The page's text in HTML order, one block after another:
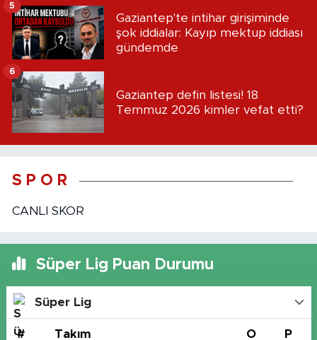
Gaziantep'te intihar girişiminde
şok iddialar: Kayıp mektup iddiası
gündemde
5
Gaziantep defin listesi! 18
Temmuz 2026 kimler vefat etti?
6
S P O R
CANLI SKOR
Süper Lig Puan Durumu
Süper Lig
# Takım O P